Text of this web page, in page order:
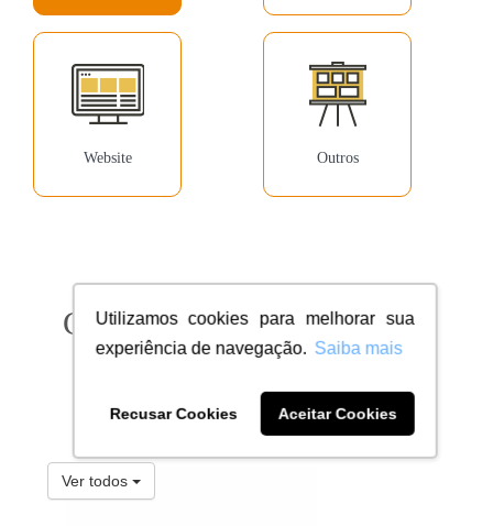
Utilizamos cookies para melhorar sua
experiência de navegação. Saiba mais
Recusar Cookies Aceitar Cookies
Website Outros
Ver todos
Confira milhares de clientes
dentro do seu segmento